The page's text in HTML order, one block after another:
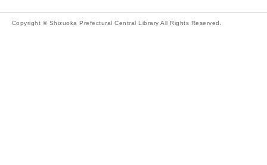
Copyright © Shizuoka Prefectural Central Library All Rights Reserved.